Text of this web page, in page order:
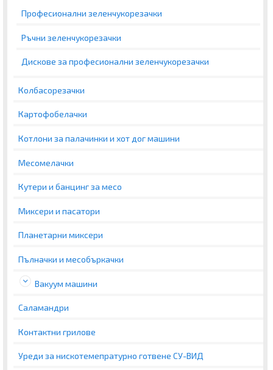
Професионални зеленчукорезачки
Ръчни зеленчукорезачки
Дискове за професионални зеленчукорезачки
Колбасорезачки
Картофобелачки
Котлони за палачинки и хот дог машини
Месомелачки
Кутери и банцинг за месо
Миксери и пасатори
Планетарни миксери
Пълначки и месобъркачки
Вакуум машини
Саламандри
Контактни грилове
Уреди за нискотемепратурно готвене СУ-ВИД